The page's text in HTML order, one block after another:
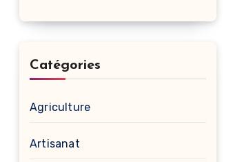
Catégories
Agriculture
Artisanat